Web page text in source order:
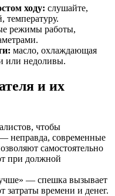
ходу: слушайте,
температуру.
режимы работы,
масло, охлаждающая
или недоливы.
и их
чтобы
неправда, современные
самостоятельно
при должной
— спешка вызывает
времени и денег.